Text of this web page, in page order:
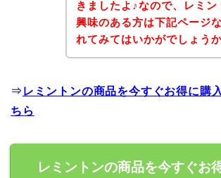
きましたよ♪なので、レミン
興味のある方は下記ページ
れてみてはいかがでしょう
⇒ レミントンの商品を今すぐお得に購
ちら
レミントンの商品を今すぐお